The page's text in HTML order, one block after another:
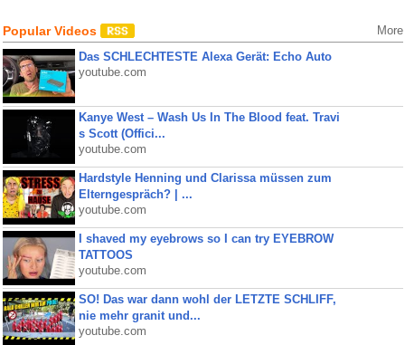
Popular Videos More
Das SCHLECHTESTE Alexa Gerät: Echo Auto
youtube.com
Kanye West – Wash Us In The Blood feat. Travi
s Scott (Offici...
youtube.com
Hardstyle Henning und Clarissa müssen zum
Elterngespräch? | ...
youtube.com
I shaved my eyebrows so I can try EYEBROW
TATTOOS
youtube.com
SO! Das war dann wohl der LETZTE SCHLIFF,
nie mehr granit und...
youtube.com